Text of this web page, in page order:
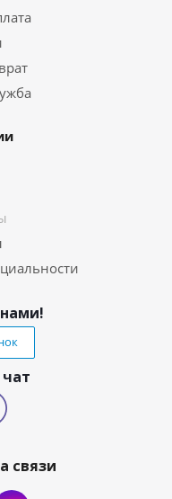
связи